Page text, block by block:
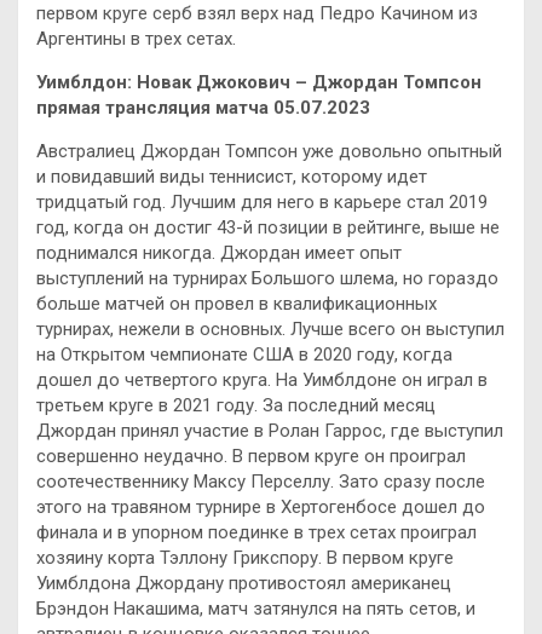
первом круге серб взял верх над Педро Качином из
Аргентины в трех сетах.
Уимблдон: Новак Джокович – Джордан Томпсон
прямая трансляция матча 05.07.2023
Австралиец Джордан Томпсон уже довольно опытный
и повидавший виды теннисист, которому идет
тридцатый год. Лучшим для него в карьере стал 2019
год, когда он достиг 43-й позиции в рейтинге, выше не
поднимался никогда. Джордан имеет опыт
выступлений на турнирах Большого шлема, но гораздо
больше матчей он провел в квалификационных
турнирах, нежели в основных. Лучше всего он выступил
на Открытом чемпионате США в 2020 году, когда
дошел до четвертого круга. На Уимблдоне он играл в
третьем круге в 2021 году. За последний месяц
Джордан принял участие в Ролан Гаррос, где выступил
совершенно неудачно. В первом круге он проиграл
соотечественнику Максу Перселлу. Зато сразу после
этого на травяном турнире в Хертогенбосе дошел до
финала и в упорном поединке в трех сетах проиграл
хозяину корта Тэллону Грикспору. В первом круге
Уимблдона Джордану противостоял американец
Брэндон Накашима, матч затянулся на пять сетов, и